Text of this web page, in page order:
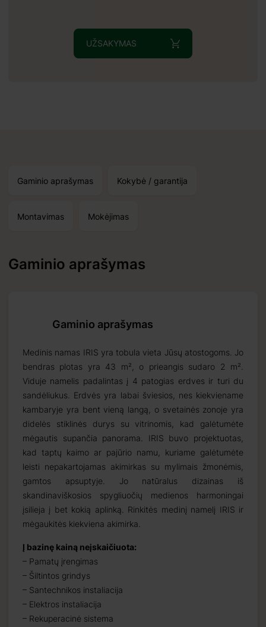
UŽSAKYMAS
Gaminio aprašymas Kokybė / garantija
Montavimas Mokėjimas
Gaminio aprašymas
Gaminio aprašymas
Medinis namas IRIS yra tobula vieta Jūsų atostogoms. Jo
bendras plotas yra 43 m², o prieangis sudaro 2 m².
Viduje namelis padalintas į 4 patogias erdves ir turi du
sandėliukus. Erdvės yra labai šviesios, nes kiekviename
kambaryje yra bent vieną langą, o svetainės zonoje yra
didelės stiklinės durys su vitrinomis, kad galėtumėte
mėgautis supančia panorama. IRIS buvo projektuotas,
kad taptų kaimo ar pajūrio namu, kuriame galėtumėte
leisti nepakartojamas akimirkas su mylimais žmonėmis,
gamtos apsuptyje. Jo natūralus dizainas iš
skandinaviškosios spygliuočių medienos harmoningai
įsilieja į bet kokią aplinką. Rinkitės medinį namelį IRIS ir
mėgaukitės kiekviena akimirka.
Į bazinę kainą neįskaičiuota:
– Pamatų įrengimas
– Šiltintos grindys
– Santechnikos instaliacija
– Elektros instaliacija
– Rekuperacinė sistema
2026 09 16